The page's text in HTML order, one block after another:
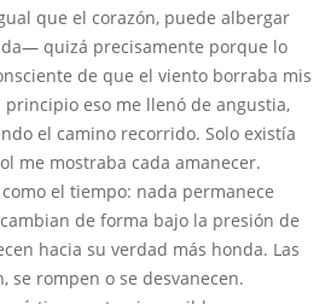
que el corazón, puede albergar
quizá precisamente porque lo
de que el viento borraba mis
principio eso me llenó de angustia,
el camino recorrido. Solo existía
me mostraba cada amanecer.
el tiempo: nada permanece
de forma bajo la presión de
hacia su verdad más honda. Las
se rompen o se desvanecen.